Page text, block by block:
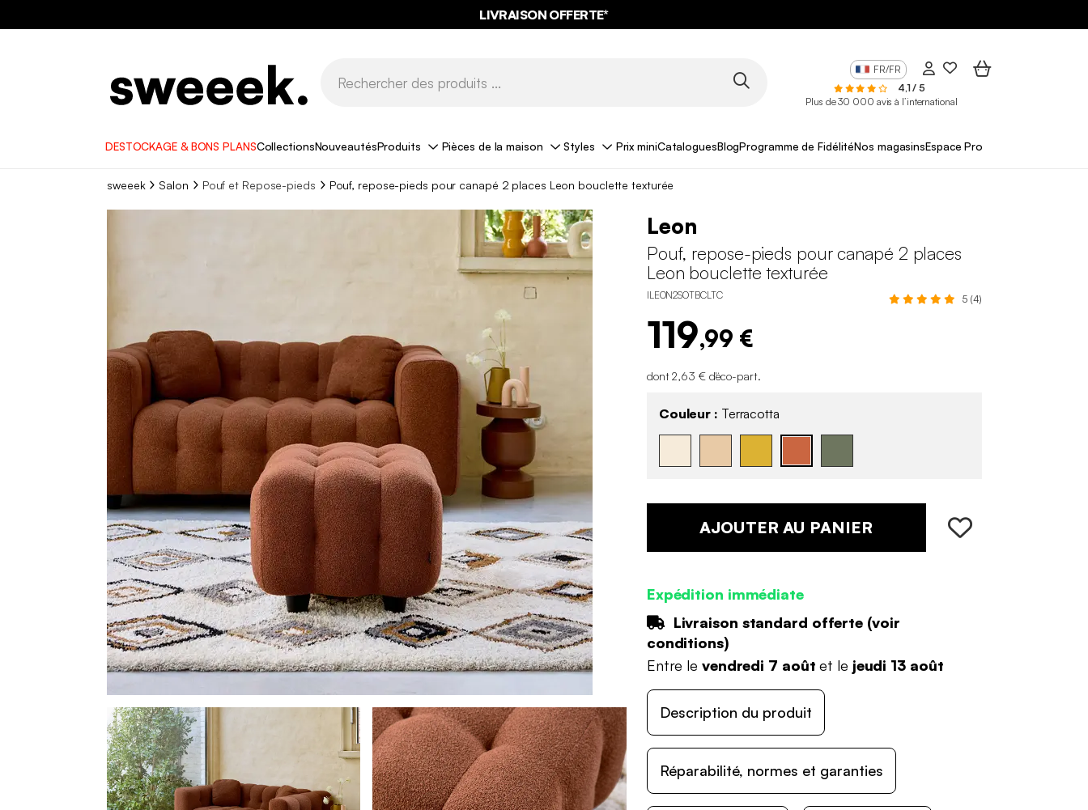
LIVRAISON OFFERTE*
FR/FR
4,1 / 5
Plus de 30 000 avis à l’international
DESTOCKAGE & BONS PLANSCollectionsNouveautésProduits Pièces de la maison Styles Prix miniCataloguesBlogProgramme de FidélitéNos magasinsEspace Pro
sweeek Salon Pouf et Repose-pieds Pouf, repose-pieds pour canapé 2 places Leon bouclette texturée
Leon
Pouf, repose-pieds pour canapé 2 places
Leon bouclette texturée
ILEON2SOTBCLTC 5 (4)
119,99 €
dont 2,63 € d'éco-part.
Couleur : Terracotta
AJOUTER AU PANIER
Expédition immédiate
Livraison standard offerte (voir
conditions)
Entre le vendredi 7 août et le jeudi 13 août
Description du produit
Réparabilité, normes et garanties